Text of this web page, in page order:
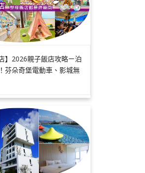
】2026親子飯店攻略ㄧ泊
芬朵奇堡電動車、影城無